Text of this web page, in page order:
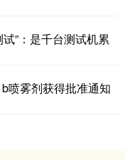
”：是千台测试机累
喷雾剂获得批准通知